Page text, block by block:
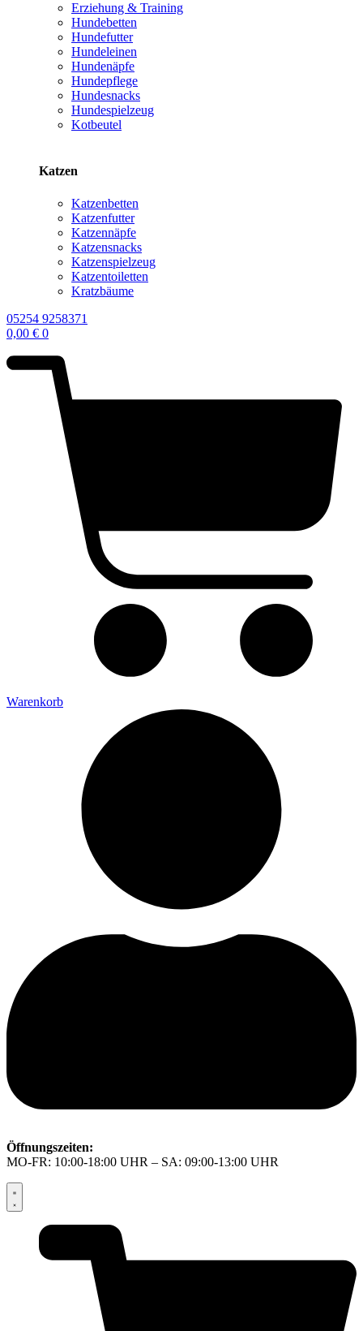
Erziehung & Training
Hundebetten
Hundefutter
Hundeleinen
Hundenäpfe
Hundepflege
Hundesnacks
Hundespielzeug
Kotbeutel
Katzen
Katzenbetten
Katzenfutter
Katzennäpfe
Katzensnacks
Katzenspielzeug
Katzentoiletten
Kratzbäume
05254 9258371
0,00 € 0
Warenkorb
Öffnungszeiten:
MO-FR: 10:00-18:00 UHR – SA: 09:00-13:00 UHR